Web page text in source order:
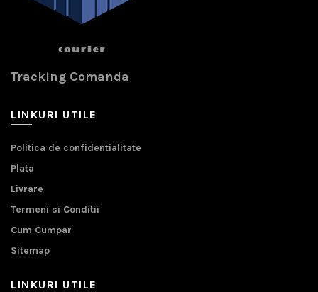
Tracking Comanda
LINKURI UTILE
Politica de confidentialitate
Plata
Livrare
Termeni si Conditii
Cum Cumpar
Sitemap
LINKURI UTILE